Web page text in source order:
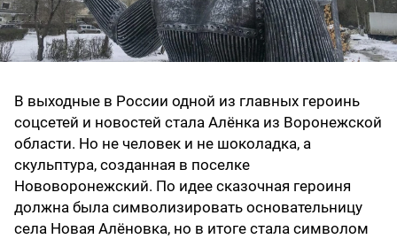
В выходные в России одной из главных героинь
соцсетей и новостей стала Алёнка из Воронежской
области. Но не человек и не шоколадка, а
скульптура, созданная в поселке
Нововоронежский. По идее сказочная героиня
должна была символизировать основательницу
села Новая Алёновка, но в итоге стала символом